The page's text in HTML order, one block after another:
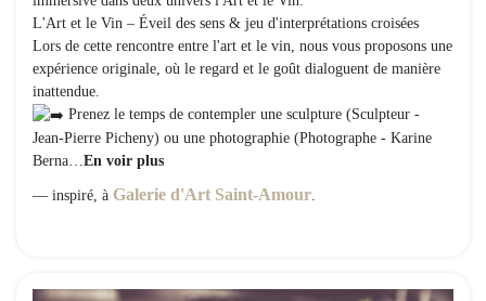
L'Art et le Vin – Éveil des sens & jeu d'interprétations croisées
Lors de cette rencontre entre l'art et le vin, nous vous proposons une
expérience originale, où le regard et le goût dialoguent de manière
inattendue.
Prenez le temps de contempler une sculpture (Sculpteur -
Jean-Pierre Picheny) ou une photographie (Photographe - Karine
Berna…En voir plus
— inspiré, à Galerie d'Art Saint-Amour.